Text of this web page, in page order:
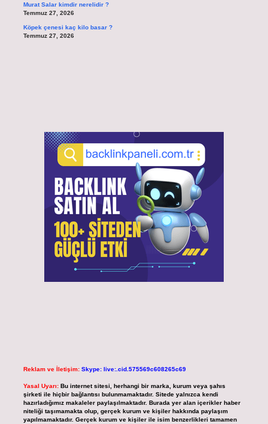
Murat Salar kimdir nerelidir ?
Temmuz 27, 2026
Köpek çenesi kaç kilo basar ?
Temmuz 27, 2026
Reklam ve İletişim: Skype: live:.cid.575569c608265c69
Yasal Uyarı: Bu internet sitesi, herhangi bir marka, kurum veya şahıs
şirketi ile hiçbir bağlantısı bulunmamaktadır. Sitede yalnızca kendi
hazırladığımız makaleler paylaşılmaktadır. Burada yer alan içerikler haber
niteliği taşımamakta olup, gerçek kurum ve kişiler hakkında paylaşım
yapılmamaktadır. Gerçek kurum ve kişiler ile isim benzerlikleri tamamen